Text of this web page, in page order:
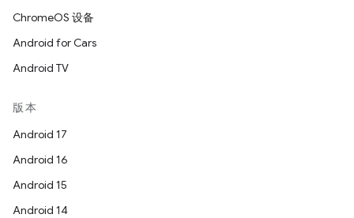
ChromeOS 设备
Android for Cars
Android TV
版本
Android 17
Android 16
Android 15
Android 14